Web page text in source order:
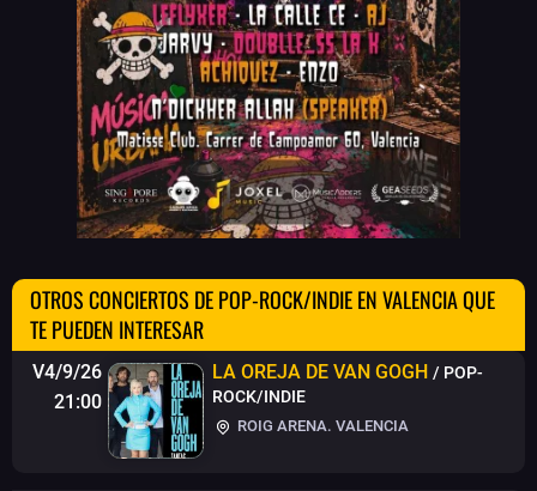
OTROS CONCIERTOS DE POP-ROCK/INDIE EN VALENCIA QUE
TE PUEDEN INTERESAR
V4/9/26
21:00
LA OREJA DE VAN GOGH / POP-
ROCK/INDIE
ROIG ARENA. VALENCIA